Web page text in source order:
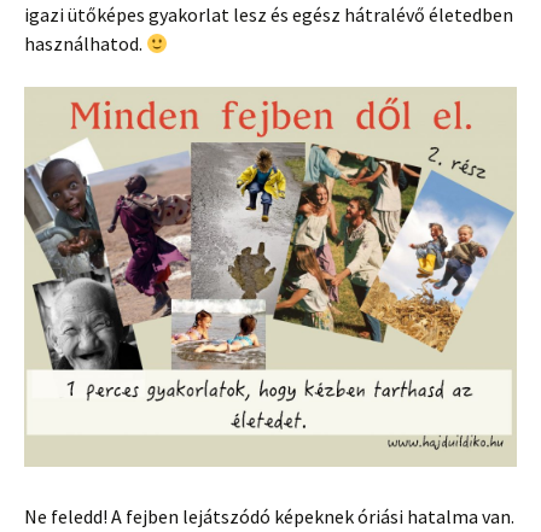
igazi ütőképes gyakorlat lesz és egész hátralévő életedben
használhatod.
Ne feledd! A fejben lejátszódó képeknek óriási hatalma van.